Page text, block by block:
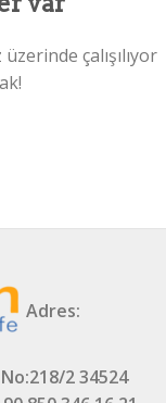
çalışılıyor
Adres:
2 34524